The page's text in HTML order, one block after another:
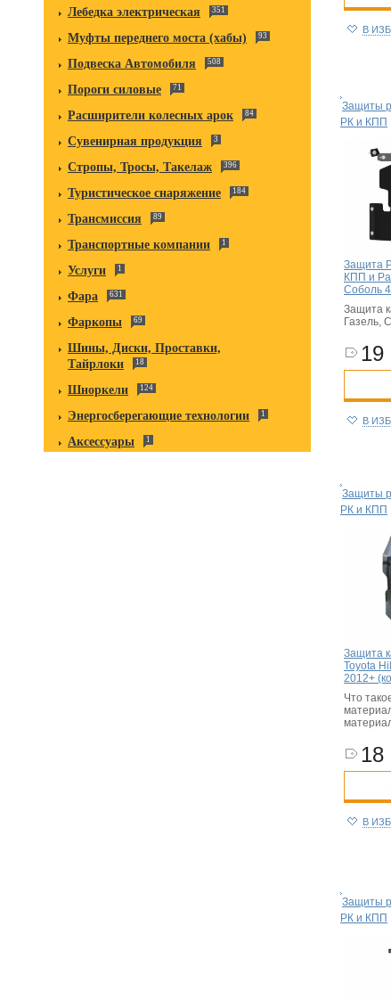
Лебедка электрическая 351
Муфты переднего моста (хабы) 93
Подвеска Автомобиля 508
Пороги силовые 71
Расширители колесных арок 84
Сувенирная продукция 3
Стропы, Тросы, Такелаж 396
Туристическое снаряжение 184
Трансмиссия 89
Транспортные компании 1
Услуги 1
Фара 631
Фаркопы 69
Шины, Диски, Проставки,
Тайрлоки
18
Шноркели 124
Энергосберегающие технологии 1
Аксессуары 1
В
Защиты
РК и КПП
Защита
КПП и
Соболь
Защита
Газель,
19
В
Защиты
РК и КПП
Защита
Toyota
2012+
Что
18
В
Защиты
РК и КПП